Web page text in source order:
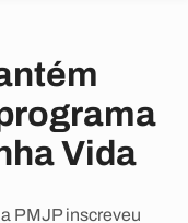
Vida
PMJP inscreveu